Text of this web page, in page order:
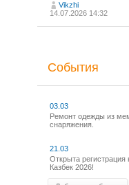
Vikzhi
14.07.2026 14:32
События
03.03
Ремонт одежды из
снаряжения.
21.03
Открыта регистрация
Казбек 2026!